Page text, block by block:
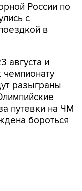
России по
с
в
августа и
разыграны
путевки на ЧМ
бороться